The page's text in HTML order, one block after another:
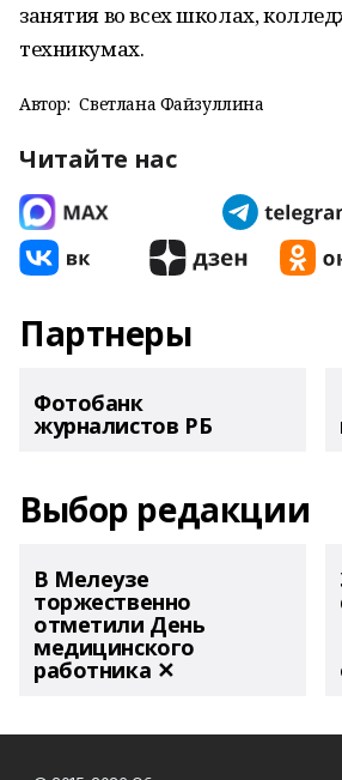
занятия во всех школах,
техникумах.
Автор: Светлана Файзуллина
Читайте нас
Партнеры
Фотобанк
журналистов РБ
Выбор редакции
В Мелеузе
торжественно
отметили День
медицинского
работника ✕